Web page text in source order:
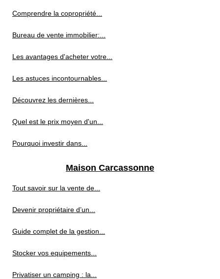
Comprendre la copropriété...
Bureau de vente immobilier:...
Les avantages d'acheter votre...
Les astuces incontournables...
Découvrez les dernières...
Quel est le prix moyen d'un...
Pourquoi investir dans...
Maison Carcassonne
Tout savoir sur la vente de...
Devenir propriétaire d’un...
Guide complet de la gestion...
Stocker vos equipements...
Privatiser un camping : la...